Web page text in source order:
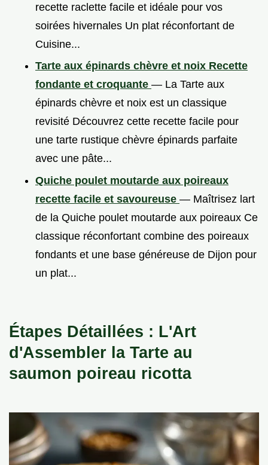
recette raclette facile et idéale pour vos
soirées hivernales Un plat réconfortant de
Cuisine...
Tarte aux épinards chèvre et noix Recette
fondante et croquante — La Tarte aux
épinards chèvre et noix est un classique
revisité Découvrez cette recette facile pour
une tarte rustique chèvre épinards parfaite
avec une pâte...
Quiche poulet moutarde aux poireaux
recette facile et savoureuse — Maîtrisez lart
de la Quiche poulet moutarde aux poireaux Ce
classique réconfortant combine des poireaux
fondants et une base généreuse de Dijon pour
un plat...
Étapes Détaillées : L'Art
d'Assembler la Tarte au
saumon poireau ricotta